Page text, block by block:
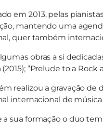
em 2013, pelas
mantendo uma
quer também
obras a si
(2015); “Prelude to a Rock
realizou a gravação de
internacional de música
a sua formação o duo